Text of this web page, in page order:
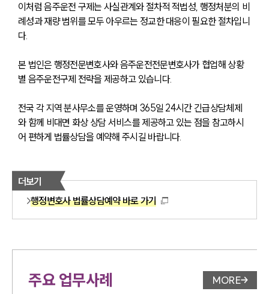
이처럼 음주운전 구제는 사실관계와 절차적 적법성, 행정처분의 비
례성과 재량 범위를 모두 아우르는 정교한 대응이 필요한 절차입니
다.
본 법인은 행정전문변호사와 음주운전전문변호사가 협업해 상황
별 음주운전구제 전략을 제공하고 있습니다.
전국 각 지역 분사무소를 운영하며 365일 24시간 긴급상담체제
와 함께 비대면 화상 상담 서비스를 제공하고 있는 점을 참고하시
어 편하게 법률상담을 예약해 주시길 바랍니다.
더보기
행정변호사 법률상담예약 바로 가기
주요 업무사례 업무사례
MORE